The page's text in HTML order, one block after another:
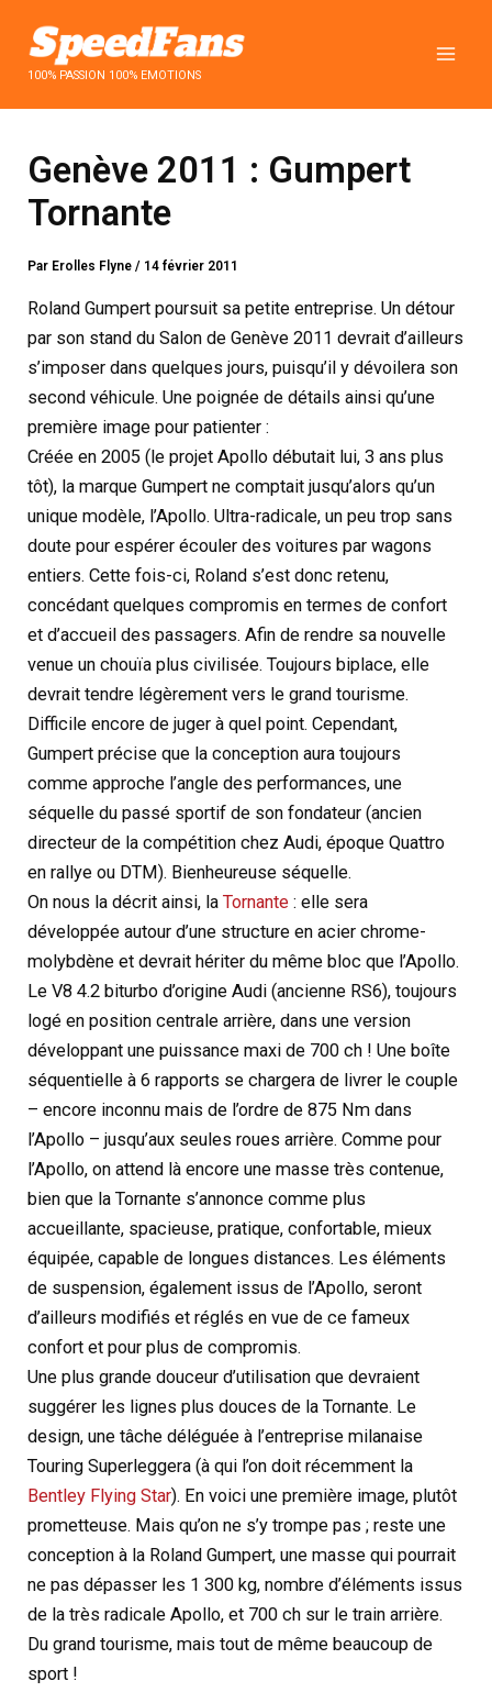
contenu100% PASSION 100% EMOTIONS
Genève 2011 : Gumpert
Tornante
Par Erolles Flyne/ 14 février 2011
Roland Gumpert poursuit sa petite entreprise. Un détour
par son stand du Salon de Genève 2011 devrait d’ailleurs
s’imposer dans quelques jours, puisqu’il y dévoilera son
second véhicule. Une poignée de détails ainsi qu’une
première image pour patienter :
Créée en 2005 (le projet Apollo débutait lui, 3 ans plus
tôt), la marque Gumpert ne comptait jusqu’alors qu’un
unique modèle, l’Apollo. Ultra-radicale, un peu trop sans
doute pour espérer écouler des voitures par wagons
entiers. Cette fois-ci, Roland s’est donc retenu,
concédant quelques compromis en termes de confort
et d’accueil des passagers. Afin de rendre sa nouvelle
venue un chouïa plus civilisée. Toujours biplace, elle
devrait tendre légèrement vers le grand tourisme.
Difficile encore de juger à quel point. Cependant,
Gumpert précise que la conception aura toujours
comme approche l’angle des performances, une
séquelle du passé sportif de son fondateur (ancien
directeur de la compétition chez Audi, époque Quattro
en rallye ou DTM). Bienheureuse séquelle.
On nous la décrit ainsi, laTornante : elle sera
développée autour d’une structure en acier chrome-
molybdène et devrait hériter du même bloc que l’Apollo.
Le V8 4.2 biturbo d’origine Audi (ancienne RS6), toujours
logé en position centrale arrière, dans une version
développant une puissance maxi de 700 ch ! Une boîte
séquentielle à 6 rapports se chargera de livrer le couple
– encore inconnu mais de l’ordre de 875 Nm dans
l’Apollo – jusqu’aux seules roues arrière. Comme pour
l’Apollo, on attend là encore une masse très contenue,
bien que la Tornante s’annonce comme plus
accueillante, spacieuse, pratique, confortable, mieux
équipée, capable de longues distances. Les éléments
de suspension, également issus de l’Apollo, seront
d’ailleurs modifiés et réglés en vue de ce fameux
confort et pour plus de compromis.
Une plus grande douceur d’utilisation que devraient
suggérer les lignes plus douces de la Tornante. Le
design, une tâche déléguée à l’entreprise milanaise
Touring Superleggera (à qui l’on doit récemment la
Bentley Flying Star). En voici une première image, plutôt
prometteuse. Mais qu’on ne s’y trompe pas ; reste une
conception à la Roland Gumpert, une masse qui pourrait
ne pas dépasser les 1 300 kg, nombre d’éléments issus
de la très radicale Apollo, et 700 ch sur le train arrière.
Du grand tourisme, mais tout de même beaucoup de
sport !